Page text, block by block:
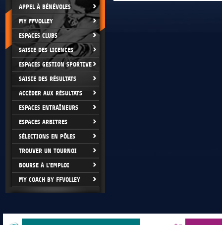
APPEL À BÉNÉVOLES
MY FFVOLLEY
ESPACES CLUBS
SAISIE DES LICENCES
ESPACES GESTION SPORTIVE
SAISIE DES RÉSULTATS
ACCÉDER AUX RÉSULTATS
ESPACES ENTRAÎNEURS
ESPACES ARBITRES
SÉLECTIONS EN PÔLES
TROUVER UN TOURNOI
BOURSE À L'EMPLOI
MY COACH BY FFVOLLEY